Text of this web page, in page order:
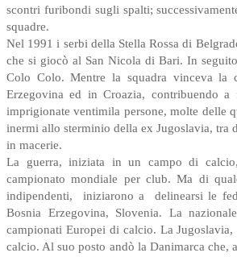
scontri furibondi sugli spalti;
squadre.
Nel 1991 i serbi della Stella Rossa di
che si giocò al San Nicola di Bari. In
Colo Colo. Mentre la squadra vinceva
Erzegovina ed in Croazia, contribuendo a
imprigionate ventimila persone, molte delle
inermi allo sterminio della ex Jugoslavia, tra
in macerie.
La guerra, iniziata in un campo di
campionato mondiale per club. Ma di
indipendenti,
iniziarono a
delinearsi le
Bosnia Erzegovina, Slovenia. La
campionati Europei di calcio. La
calcio. Al suo posto andò la Danimarca che,